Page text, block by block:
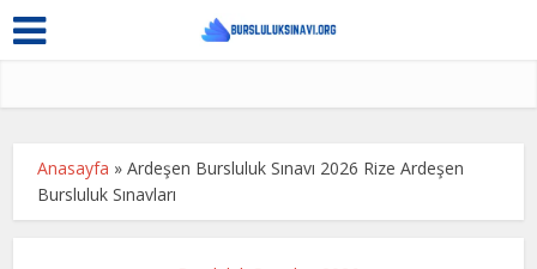
Anasayfa »Ardeşen Bursluluk Sınavı 2026 Rize Ardeşen
Bursluluk Sınavları